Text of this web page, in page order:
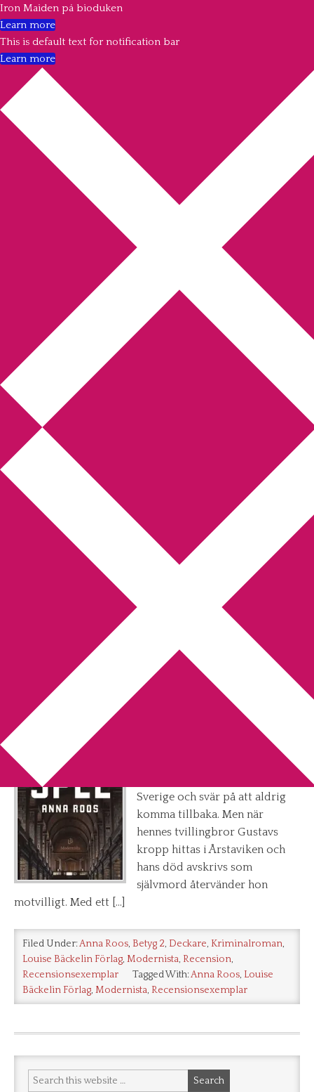
Annikas litteratur- och
kulturblogg
Deckare, kriminalromaner, thrillers
Boktolva Författarfemman
Webbshop Amazon
Bokbloggsjerka Bloggmaraton
Kriminalroman
Min tv-blogg
You are here: Archives for Anna Roos
Recension: Spel av Anna Roos
byAnnika
Sverige och svär på att aldrig
komma tillbaka. Men när
hennes tvillingbror Gustavs
kropp hittas i Årstaviken och
hans död avskrivs som
självmord återvänder hon
motvilligt. Med ett […]
Filed Under:Anna Roos, Betyg 2, Deckare, Kriminalroman,
Louise Bäckelin Förlag, Modernista, Recension,
Recensionsexemplar
Tagged With:Anna Roos, Louise
Bäckelin Förlag, Modernista, Recensionsexemplar
Iron Maiden på bioduken
Learn more
This is default text for notification bar
Learn more